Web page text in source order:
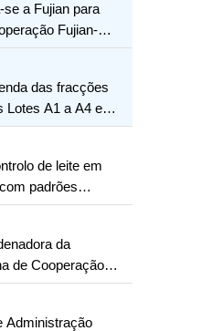
a Fujian para
Fujian-
das fracções
Lotes A1 a A4 e
de leite em
padrões
a saúde dos
a segurança
da
de Cooperação
e Macau em
Administração